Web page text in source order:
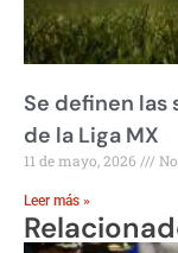
Se definen las
de la Liga MX
11 de mayo, 2026
Leer más »